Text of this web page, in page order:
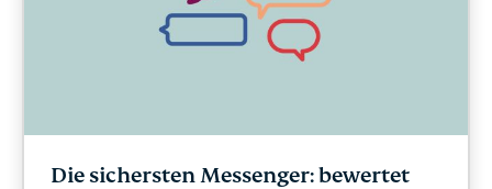
Die sichersten Messenger: bewertet